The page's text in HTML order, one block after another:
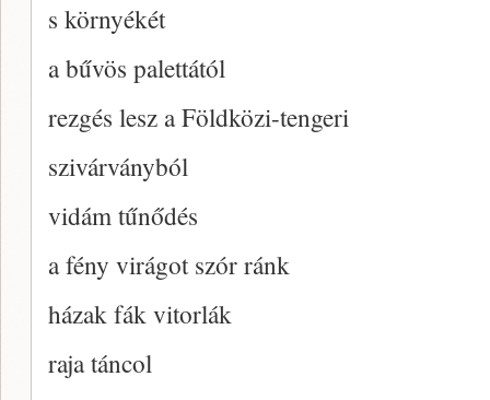
s környékét
a bűvös palettától
rezgés lesz a Földközi-tengeri
szivárványból
vidám tűnődés
a fény virágot szór ránk
házak fák vitorlák
raja táncol